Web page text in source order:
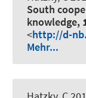
South
knowledge,
<http://d-
Mehr...